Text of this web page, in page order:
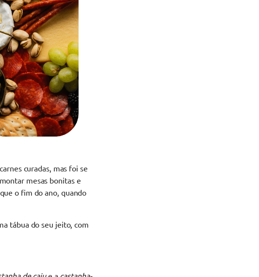
curadas, mas foi se
mesas bonitas e
o fim do ano, quando
tábua do seu jeito, com